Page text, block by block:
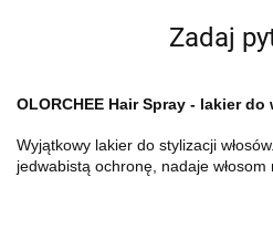
Zadaj
OLORCHEE Hair Spray - lakier do
Wyjątkowy lakier do stylizacji
jedwabistą ochronę, nadaje włosom